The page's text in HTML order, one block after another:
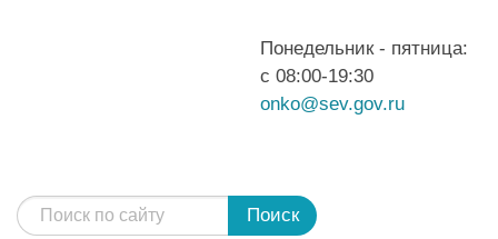
Понедельник - пятница:
с 08:00-19:30
onko@sev.gov.ru
Поиск